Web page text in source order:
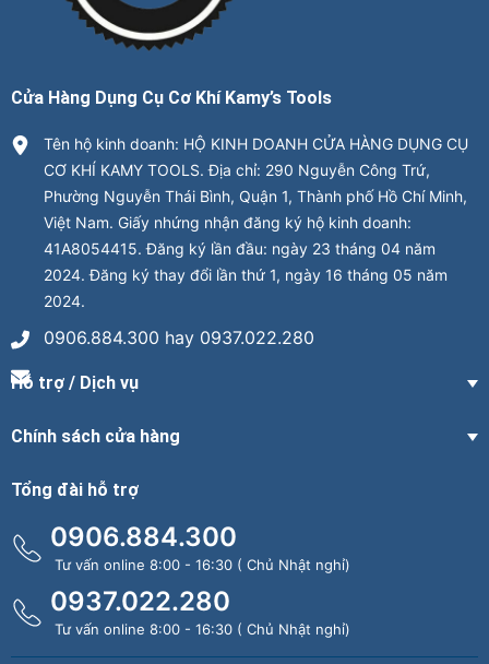
Cửa Hàng Dụng Cụ Cơ Khí Kamy’s Tools
Tên hộ kinh doanh: HỘ KINH DOANH CỬA HÀNG DỤNG CỤ
CƠ KHÍ KAMY TOOLS. Địa chỉ: 290 Nguyễn Công Trứ,
Phường Nguyễn Thái Bình, Quận 1, Thành phố Hồ Chí Minh,
Việt Nam. Giấy nhứng nhận đăng ký hộ kinh doanh:
41A8054415. Đăng ký lần đầu: ngày 23 tháng 04 năm
2024. Đăng ký thay đổi lần thứ 1, ngày 16 tháng 05 năm
2024.
0906.884.300 hay 0937.022.280
Hỗ trợ / Dịch vụ
Chính sách cửa hàng
Tổng đài hỗ trợ
0906.884.300
Tư vấn online 8:00 - 16:30 ( Chủ Nhật nghỉ)
0937.022.280
Tư vấn online 8:00 - 16:30 ( Chủ Nhật nghỉ)